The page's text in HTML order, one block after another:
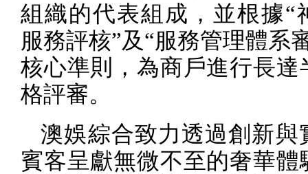
組織的代表組成，並根據“
服務評核”及“服務管理體系
核心準則，為商戶進行長達
格評審。
澳娛綜合致力透過創新與
賓客呈獻無微不至的奢華體